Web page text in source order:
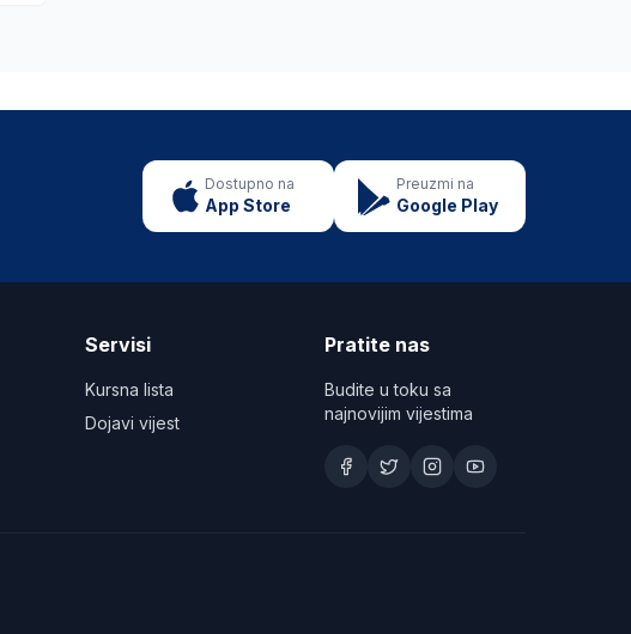
Dostupno na
App Store
Preuzmi na
Google Play
Servisi
Kursna lista
Dojavi vijest
Pratite nas
Budite u toku sa
najnovijim vijestima